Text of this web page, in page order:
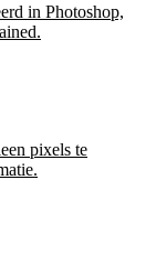
in Photoshop,
pixels te